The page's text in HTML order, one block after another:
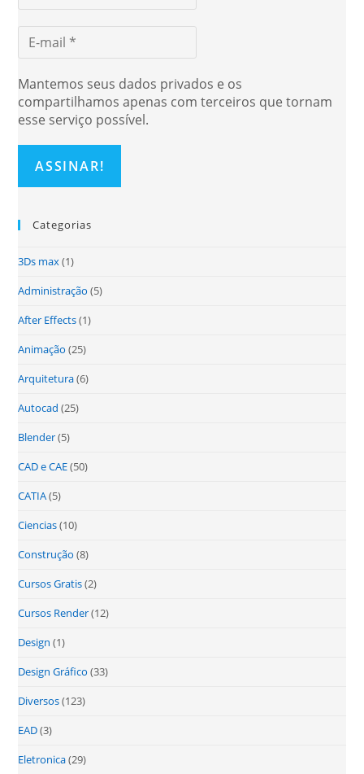
Mantemos seus dados privados e os
compartilhamos apenas com terceiros que tornam
esse serviço possível.
Categorias
3Ds max(1)
Administração (5)
After Effects(1)
Animação (25)
Arquitetura(6)
Autocad (25)
Blender(5)
CAD e CAE(50)
CATIA(5)
Ciencias(10)
Construção (8)
Cursos Gratis(2)
Cursos Render(12)
Design (1)
Design Gráfico (33)
Diversos(123)
EAD(3)
Eletronica(29)